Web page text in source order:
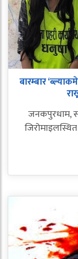
बारम्बार
जनकपुरधाम,